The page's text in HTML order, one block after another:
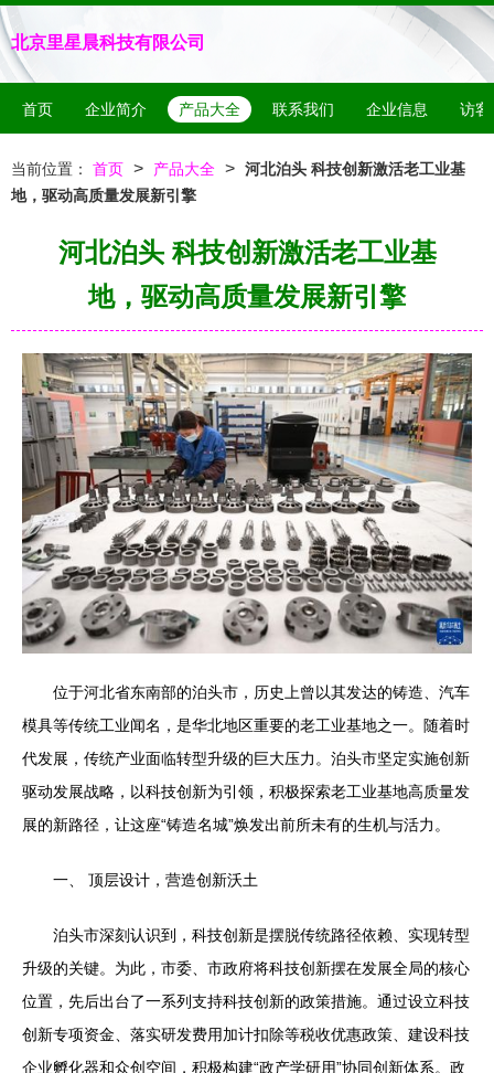
北京里星晨科技有限公司
首页 企业简介 产品大全 联系我们 企业信息 访客
当前位置： 首页 > 产品大全 > 河北泊头 科技创新激活老工业基
地，驱动高质量发展新引擎
河北泊头 科技创新激活老工业基
地，驱动高质量发展新引擎
位于河北省东南部的泊头市，历史上曾以其发达的铸造、汽车
模具等传统工业闻名，是华北地区重要的老工业基地之一。随着时
代发展，传统产业面临转型升级的巨大压力。泊头市坚定实施创新
驱动发展战略，以科技创新为引领，积极探索老工业基地高质量发
展的新路径，让这座“铸造名城”焕发出前所未有的生机与活力。
一、 顶层设计，营造创新沃土
泊头市深刻认识到，科技创新是摆脱传统路径依赖、实现转型
升级的关键。为此，市委、市政府将科技创新摆在发展全局的核心
位置，先后出台了一系列支持科技创新的政策措施。通过设立科技
创新专项资金、落实研发费用加计扣除等税收优惠政策、建设科技
企业孵化器和众创空间，积极构建“政产学研用”协同创新体系。政